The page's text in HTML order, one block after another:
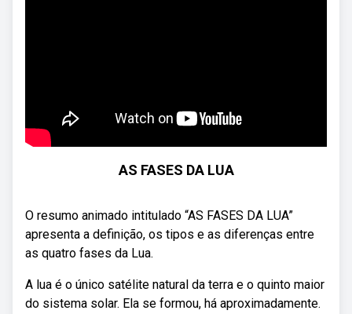
AS FASES DA LUA
O resumo animado intitulado “AS FASES DA LUA”
apresenta a definição, os tipos e as diferenças entre
as quatro fases da Lua.
A lua é o único satélite natural da terra e o quinto maior
do sistema solar. Ela se formou, há aproximadamente.